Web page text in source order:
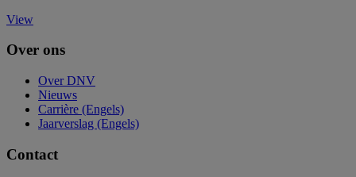
View
Over ons
Over DNV
Nieuws
Carrière (Engels)
Jaarverslag (Engels)
Contact